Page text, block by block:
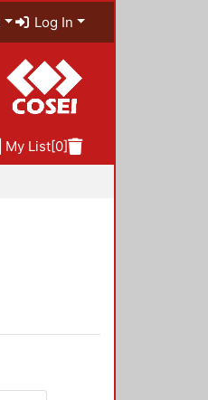
Log In
My List[0]